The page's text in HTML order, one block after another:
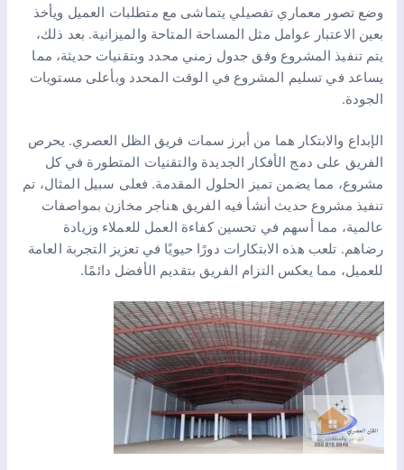
وضع تصور معماري تفصيلي يتماشى مع متطلبات العميل ويأخذ
بعين الاعتبار عوامل مثل المساحة المتاحة والميزانية. بعد ذلك،
يتم تنفيذ المشروع وفق جدول زمني محدد وبتقنيات حديثة، مما
يساعد في تسليم المشروع في الوقت المحدد وبأعلى مستويات
الجودة.
الإبداع والابتكار هما من أبرز سمات فريق الظل العصري. يحرص
الفريق على دمج الأفكار الجديدة والتقنيات المتطورة في كل
مشروع، مما يضمن تميز الحلول المقدمة. فعلى سبيل المثال، تم
تنفيذ مشروع حديث أنشأ فيه الفريق هناجر مخازن بمواصفات
عالمية، مما أسهم في تحسين كفاءة العمل للعملاء وزيادة
رضاهم. تلعب هذه الابتكارات دورًا حيويًا في تعزيز التجربة العامة
للعميل، مما يعكس التزام الفريق بتقديم الأفضل دائمًا.